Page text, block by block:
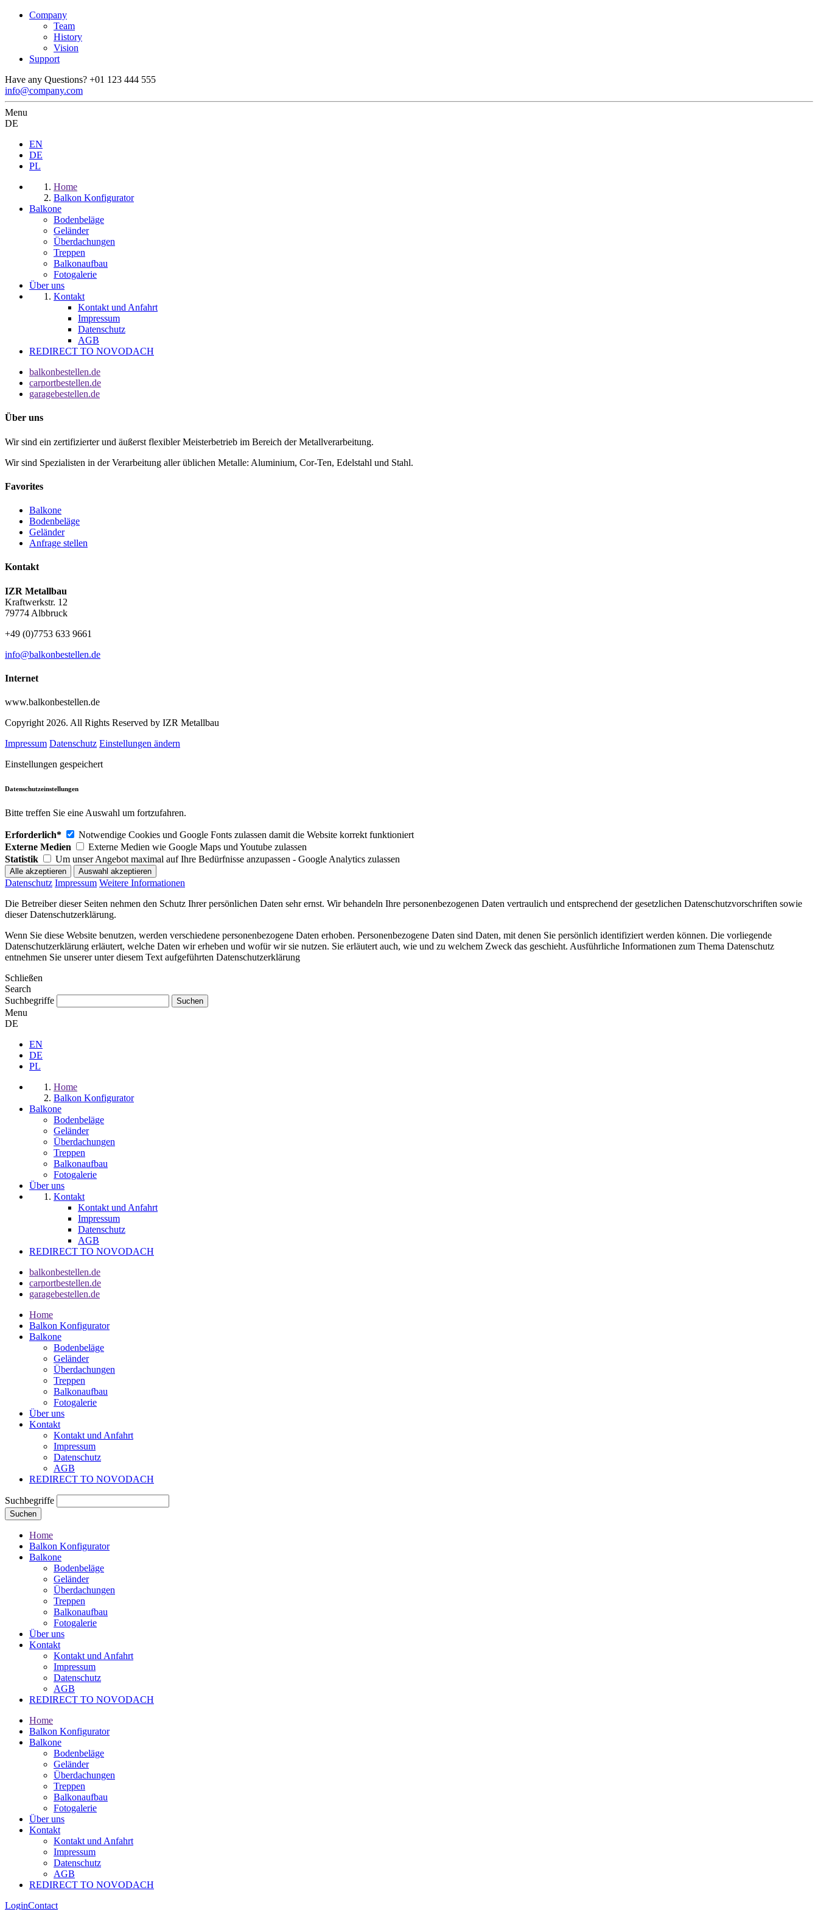
Company
Team
History
Vision
Support
Have any Questions? +01 123 444 555
info@company.com
Menu
DE
EN
DE
PL
Home
Balkon Konfigurator
Balkone
Bodenbeläge
Geländer
Überdachungen
Treppen
Balkonaufbau
Fotogalerie
Über uns
Kontakt
Kontakt und Anfahrt
Impressum
Datenschutz
AGB
REDIRECT TO NOVODACH
balkonbestellen.de
carportbestellen.de
garagebestellen.de
Über uns
Wir sind ein zertifizierter und äußerst flexibler Meisterbetrieb im Bereich der Metallverarbeitung.
Wir sind Spezialisten in der Verarbeitung aller üblichen Metalle: Aluminium, Cor-Ten, Edelstahl und Stahl.
Favorites
Balkone
Bodenbeläge
Geländer
Anfrage stellen
Kontakt
IZR Metallbau
Kraftwerkstr. 12
79774 Albbruck
+49 (0)7753 633 9661
info@balkonbestellen.de
Internet
www.balkonbestellen.de
Copyright 2026. All Rights Reserved by IZR Metallbau
Impressum Datenschutz Einstellungen ändern
Einstellungen gespeichert
Datenschutzeinstellungen
Bitte treffen Sie eine Auswahl um fortzufahren.
Erforderlich*
Notwendige Cookies und Google Fonts zulassen damit die Website korrekt funktioniert
Externe Medien
Externe Medien wie Google Maps und Youtube zulassen
Statistik
Um unser Angebot maximal auf Ihre Bedürfnisse anzupassen - Google Analytics zulassen
Datenschutz Impressum Weitere Informationen
Die Betreiber dieser Seiten nehmen den Schutz Ihrer persönlichen Daten sehr ernst. Wir behandeln Ihre personenbezogenen Daten vertraulich und entsprechend der gesetzlichen Datenschutzvorschriften sowie
dieser Datenschutzerklärung.
Wenn Sie diese Website benutzen, werden verschiedene personenbezogene Daten erhoben. Personenbezogene Daten sind Daten, mit denen Sie persönlich identifiziert werden können. Die vorliegende
Datenschutzerklärung erläutert, welche Daten wir erheben und wofür wir sie nutzen. Sie erläutert auch, wie und zu welchem Zweck das geschieht. Ausführliche Informationen zum Thema Datenschutz
entnehmen Sie unserer unter diesem Text aufgeführten Datenschutzerklärung
Schließen
Search
Suchbegriffe
Menu
DE
EN
DE
PL
Home
Balkon Konfigurator
Balkone
Bodenbeläge
Geländer
Überdachungen
Treppen
Balkonaufbau
Fotogalerie
Über uns
Kontakt
Kontakt und Anfahrt
Impressum
Datenschutz
AGB
REDIRECT TO NOVODACH
balkonbestellen.de
carportbestellen.de
garagebestellen.de
Home
Balkon Konfigurator
Balkone
Bodenbeläge
Geländer
Überdachungen
Treppen
Balkonaufbau
Fotogalerie
Über uns
Kontakt
Kontakt und Anfahrt
Impressum
Datenschutz
AGB
REDIRECT TO NOVODACH
Suchbegriffe
Suchen
Home
Balkon Konfigurator
Balkone
Bodenbeläge
Geländer
Überdachungen
Treppen
Balkonaufbau
Fotogalerie
Über uns
Kontakt
Kontakt und Anfahrt
Impressum
Datenschutz
AGB
REDIRECT TO NOVODACH
Home
Balkon Konfigurator
Balkone
Bodenbeläge
Geländer
Überdachungen
Treppen
Balkonaufbau
Fotogalerie
Über uns
Kontakt
Kontakt und Anfahrt
Impressum
Datenschutz
AGB
REDIRECT TO NOVODACH
LoginContact